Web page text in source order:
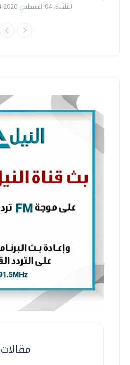
الثلاثاء، 04 اغسطس 2026 04:04 م
مقالات